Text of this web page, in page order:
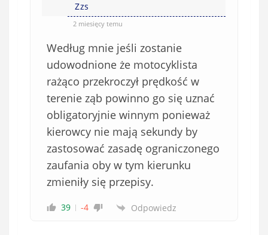
Zzs
2 miesięcy temu
Według mnie jeśli zostanie
udowodnione że motocyklista
rażąco przekroczył prędkość w
terenie ząb powinno go się uznać
obligatoryjnie winnym ponieważ
kierowcy nie mają sekundy by
zastosować zasadę ograniczonego
zaufania oby w tym kierunku
zmieniły się przepisy.
39 -4 Odpowiedz